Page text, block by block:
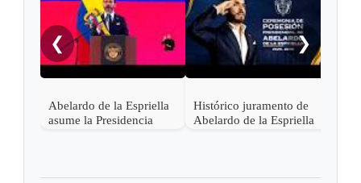
❮
Abelardo de la Espriella
asume la Presidencia
Histórico juramento de
Abelardo de la Espriella
❯